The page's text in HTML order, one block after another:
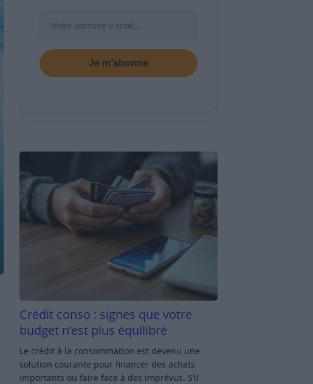
Je m’abonne
Crédit conso : signes que votre
budget n’est plus équilibré
Le crédit à la consommation est devenu une
solution courante pour financer des achats
importants ou faire face à des imprévus. S’il